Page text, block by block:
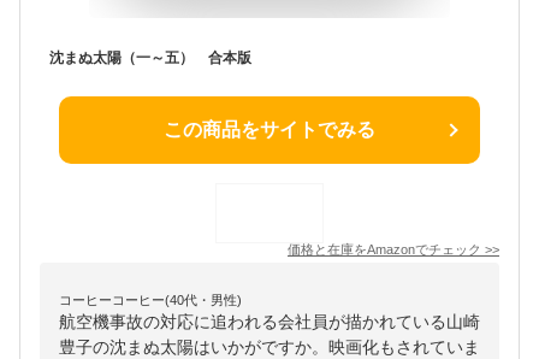
沈まぬ太陽（一～五） 合本版
この商品をサイトでみる
価格と在庫をAmazonでチェック >>
コーヒーコーヒー(40代・男性)
航空機事故の対応に追われる会社員が描かれている山崎
豊子の沈まぬ太陽はいかがですか。映画化もされていま